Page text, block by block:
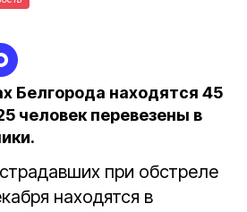
Белгорода находятся 45
человек перевезены в
при обстреле
находятся в